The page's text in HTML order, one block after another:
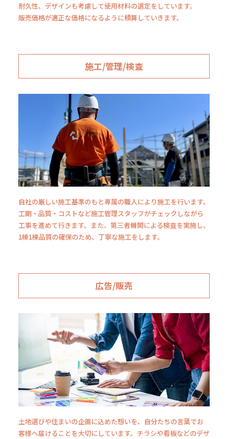
耐久性、デザインも考慮して使用材料の選定をしています。
販売価格が適正な価格になるように積算していきます。
施工/管理/検査
自社の厳しい施工基準のもと専属の職人により施工を行います。
工期・品質・コストなど施工管理スタッフがチェックしながら
工事を進めて行きます。また、第三者機関による検査を実施し、
1棟1棟品質の確保のため、丁寧な施工をします。
広告/販売
土地選びや住まいの企画に込めた想いを、自分たちの言葉でお
客様へ届けることを大切にしています。チラシや看板などのデザ